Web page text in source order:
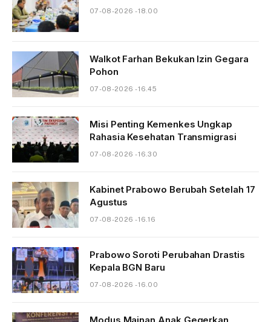
07-08-2026 - 18.00
Walkot Farhan Bekukan Izin Gegara
Pohon
07-08-2026 - 16.45
Misi Penting Kemenkes Ungkap
Rahasia Kesehatan Transmigrasi
07-08-2026 - 16.30
Kabinet Prabowo Berubah Setelah 17
Agustus
07-08-2026 - 16.16
Prabowo Soroti Perubahan Drastis
Kepala BGN Baru
07-08-2026 - 16.00